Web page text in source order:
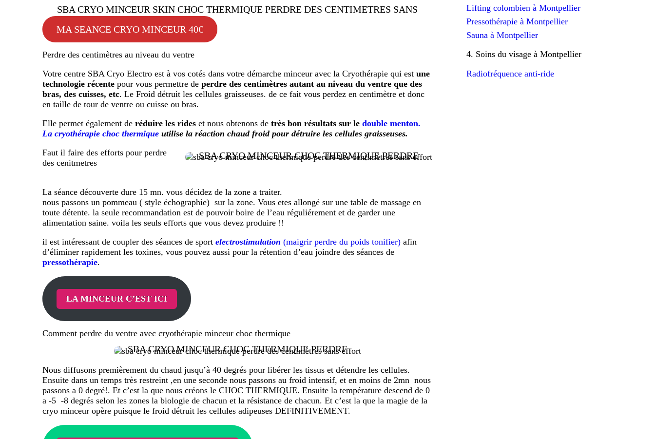
SBA CRYO MINCEUR SKIN CHOC THERMIQUE PERDRE DES CENTIMÈTRES SANS
MA SEANCE CRYO MINCEUR 40€
Perdre des centimètres au niveau du ventre
Votre centre SBA Cryo Electro est à vos cotés dans votre démarche minceur avec la Cryothérapie qui est une
technologie récente pour vous permettre de perdre des centimètres autant au niveau du ventre que des
bras, des cuisses, etc. Le Froid détruit les cellules graisseuses. de ce fait vous perdez en centimètre et donc
en taille de tour de ventre ou cuisse ou bras.
Elle permet également de réduire les rides et nous obtenons de très bon résultats sur le double menton.
La cryothérapie choc thermique utilise la réaction chaud froid pour détruire les cellules graisseuses.
SBA CRYO MINCEUR CHOC THERMIQUE PERDRE
Faut il faire des efforts pour perdre
des cenitmetres
La séance découverte dure 15 mn. vous décidez de la zone a traiter.
nous passons un pommeau ( style échographie) sur la zone. Vous etes allongé sur une table de massage en
toute détente. la seule recommandation est de pouvoir boire de l’eau réguliérement et de garder une
alimentation saine. voila les seuls efforts que vous devez produire !!
il est intéressant de coupler des séances de sport electrostimulation (maigrir perdre du poids tonifier) afin
d’éliminer rapidement les toxines, vous pouvez aussi pour la rétention d’eau joindre des séances de
pressothérapie.
LA MINCEUR C’EST ICI
Comment perdre du ventre avec cryothérapie minceur choc thermique
SBA CRYO MINCEUR CHOC THERMIQUE PERDRE
Nous diffusons premièrement du chaud jusqu’à 40 degrés pour libérer les tissus et détendre les cellules.
Ensuite dans un temps très restreint ,en une seconde nous passons au froid intensif, et en moins de 2mn nous
passons a 0 degré!. Et c’est la que nous créons le CHOC THERMIQUE. Ensuite la température descend de 0
a -5 -8 degrés selon les zones la biologie de chacun et la résistance de chacun. Et c’est la que la magie de la
cryo minceur opère puisque le froid détruit les cellules adipeuses DEFINITIVEMENT.
Lifting colombien à Montpellier
Pressothérapie à Montpellier
Sauna à Montpellier
4. Soins du visage à Montpellier
Radiofréquence anti-ride